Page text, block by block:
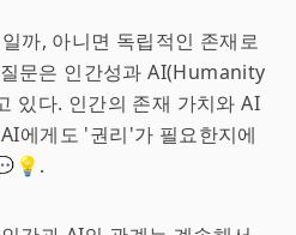
까, 아니면 독립적인 존재로
문은 인간성과 AI(Humanity
있다. 인간의 존재 가치와 AI
에게도 '권리'가 필요한지에